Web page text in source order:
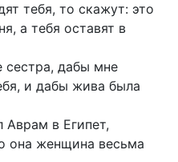
тебя, то скажут: это
а тебя оставят в
дабы мне
и дабы жива была
Аврам в Египет,
она женщина весьма